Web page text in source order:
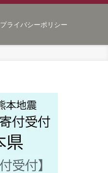
プライバシーポリシー